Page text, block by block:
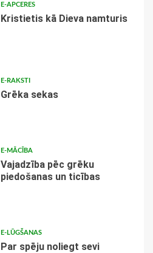
E-APCERES
Kristietis kā Dieva namturis
E-RAKSTI
Grēka sekas
E-MĀCĪBA
Vajadzība pēc grēku
piedošanas un ticības
E-LŪGŠANAS
Par spēju noliegt sevi